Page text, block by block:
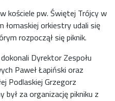
kościele pw. Świętej Trójcy w
łomaskiej orkiestry udali się
rozpoczął się piknik.
Dyrektor Zespołu
Paweł Łapiński oraz
Podlaskiej Grzegorz
za organizację pikniku z